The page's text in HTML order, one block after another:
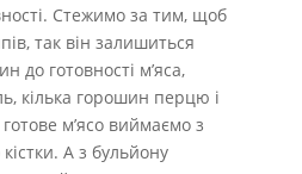
Стежимо за тим, щоб
так він залишиться
до готовності м’яса,
кілька горошин перцю і
м’ясо виймаємо з
А з бульйону